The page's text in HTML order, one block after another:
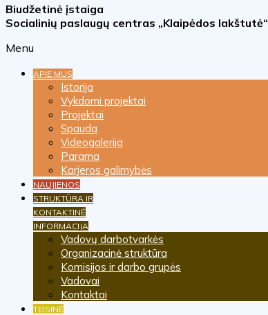
Biudžetinė įstaiga
Socialinių paslaugų centras „Klaipėdos lakštutė“
Menu
APIE MUS
Istorija
Vykdomi projektai
Projektai
Spauda
Videogalerija
Parama
Karjeros galimybės
NAUJIENOS
STRUKTŪRA IR
KONTAKTINĖ
INFORMACIJA
Vadovų darbotvarkės
Organizacinė struktūra
Komisijos ir darbo grupės
Vadovai
Kontaktai
TEISINĖ